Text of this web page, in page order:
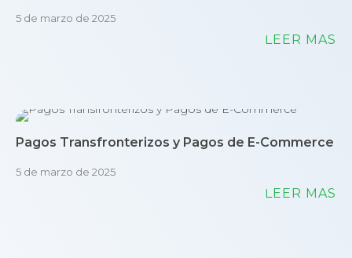
5 de marzo de 2025
LEER MÁS
Pagos Transfronterizos y Pagos de E-Commerce
5 de marzo de 2025
LEER MÁS